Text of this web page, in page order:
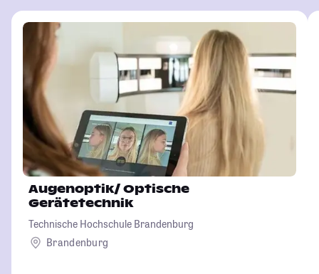
Augenoptik/ Optische
Gerätetechnik
Technische Hochschule Brandenburg
Brandenburg